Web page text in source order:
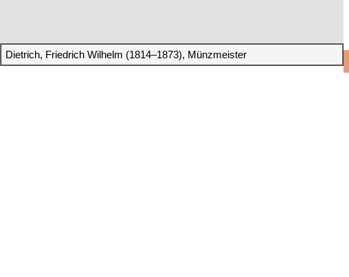
Dietrich, Friedrich Wilhelm (1814–1873), Münzmeister